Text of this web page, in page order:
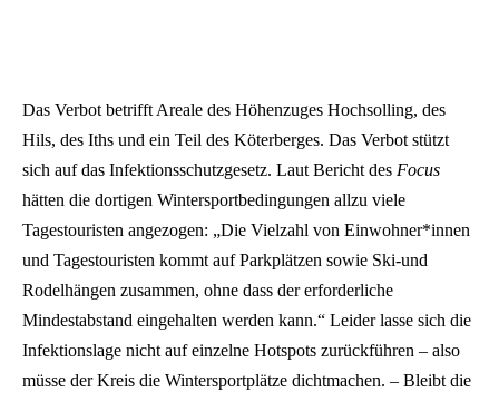
Das Verbot betrifft Areale des Höhenzuges Hochsolling, des
Hils, des Iths und ein Teil des Köterberges. Das Verbot stützt
sich auf das Infektionsschutzgesetz. Laut Bericht des Focus
hätten die dortigen Wintersportbedingungen allzu viele
Tagestouristen angezogen: „Die Vielzahl von Einwohner*innen
und Tagestouristen kommt auf Parkplätzen sowie Ski-und
Rodelhängen zusammen, ohne dass der erforderliche
Mindestabstand eingehalten werden kann.“ Leider lasse sich die
Infektionslage nicht auf einzelne Hotspots zurückführen – also
müsse der Kreis die Wintersportplätze dichtmachen. – Bleibt die